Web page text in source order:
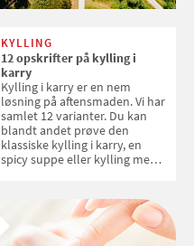
KYLLING
12 opskrifter på kylling i
karry
Kylling i karry er en nem
løsning på aftensmaden. Vi har
samlet 12 varianter. Du kan
blandt andet prøve den
klassiske kylling i karry, en
spicy suppe eller kylling med